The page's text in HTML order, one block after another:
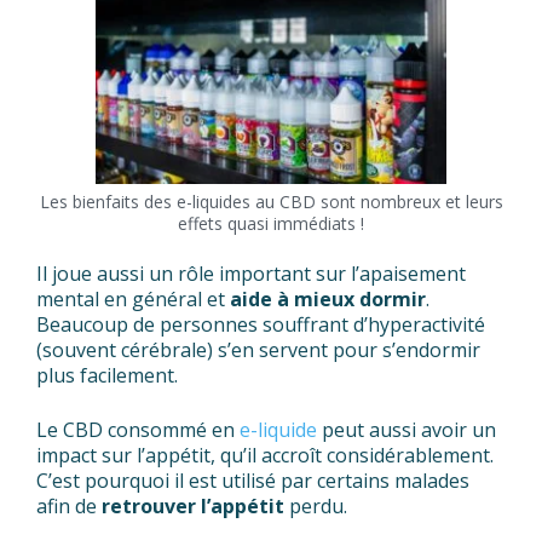
Les bienfaits des e-liquides au CBD sont nombreux et leurs
effets quasi immédiats !
Il joue aussi un rôle important sur l’apaisement
mental en général et aide à mieux dormir.
Beaucoup de personnes souffrant d’hyperactivité
(souvent cérébrale) s’en servent pour s’endormir
plus facilement.
Le CBD consommé en e-liquide peut aussi avoir un
impact sur l’appétit, qu’il accroît considérablement.
C’est pourquoi il est utilisé par certains malades
afin de retrouver l’appétit perdu.